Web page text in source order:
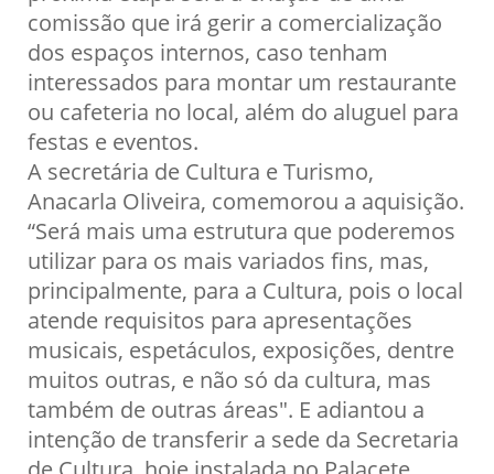
comissão que irá gerir a comercialização
dos espaços internos, caso tenham
interessados para montar um restaurante
ou cafeteria no local, além do aluguel para
festas e eventos.
A secretária de Cultura e Turismo,
Anacarla Oliveira, comemorou a aquisição.
“Será mais uma estrutura que poderemos
utilizar para os mais variados fins, mas,
principalmente, para a Cultura, pois o local
atende requisitos para apresentações
musicais, espetáculos, exposições, dentre
muitos outras, e não só da cultura, mas
também de outras áreas". E adiantou a
intenção de transferir a sede da Secretaria